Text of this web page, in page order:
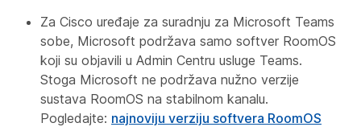
Za Cisco uređaje za suradnju za Microsoft Teams
sobe, Microsoft podržava samo softver RoomOS
koji su objavili u Admin Centru usluge Teams.
Stoga Microsoft ne podržava nužno verzije
sustava RoomOS na stabilnom kanalu.
Pogledajte: najnoviju verziju softvera RoomOS